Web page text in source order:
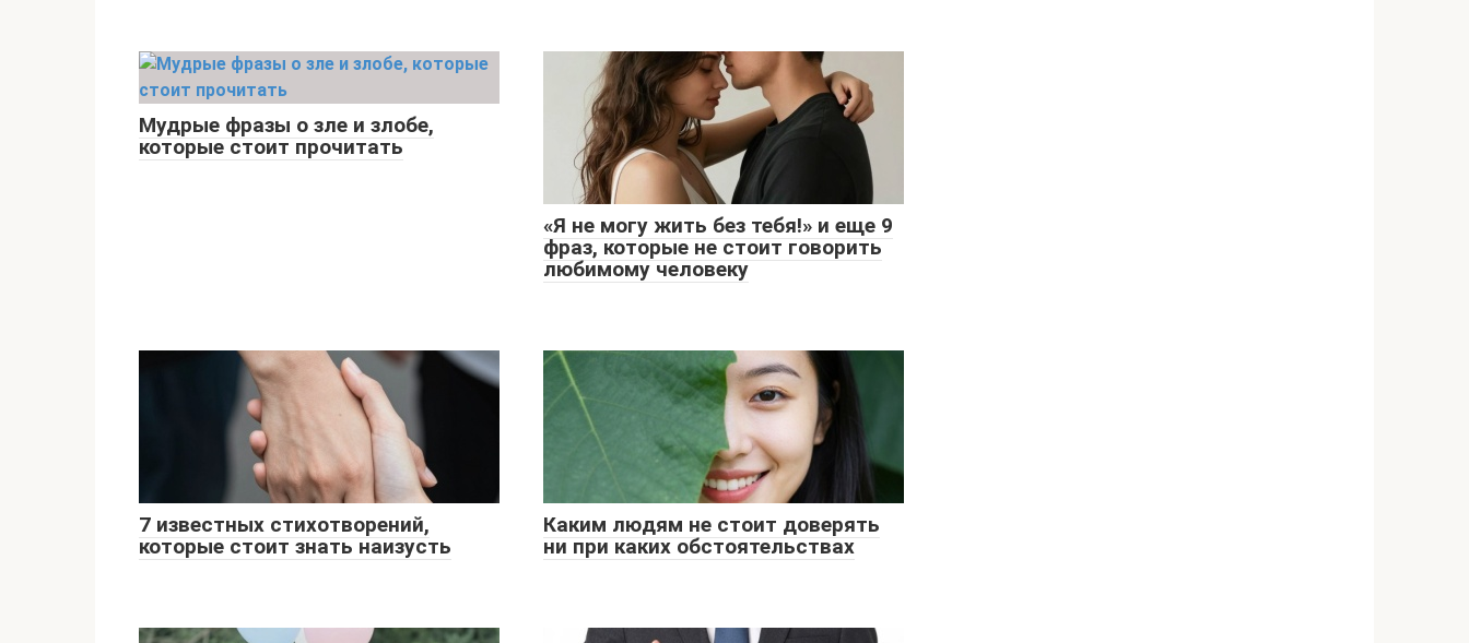
Мудрые фразы о зле и злобе,
которые стоит прочитать
«Я не могу жить без тебя!» и еще 9
фраз, которые не стоит говорить
любимому человеку
7 известных стихотворений,
которые стоит знать наизусть
Каким людям не стоит доверять
ни при каких обстоятельствах